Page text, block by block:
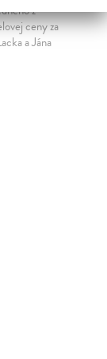
z
ceny za
a Jána